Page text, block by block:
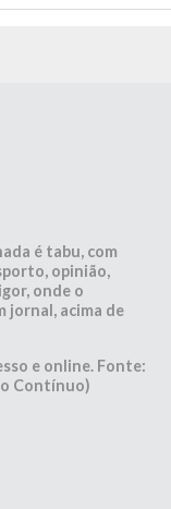
é tabu, com
opinião,
onde o
jornal, acima de
e online. Fonte:
Contínuo)